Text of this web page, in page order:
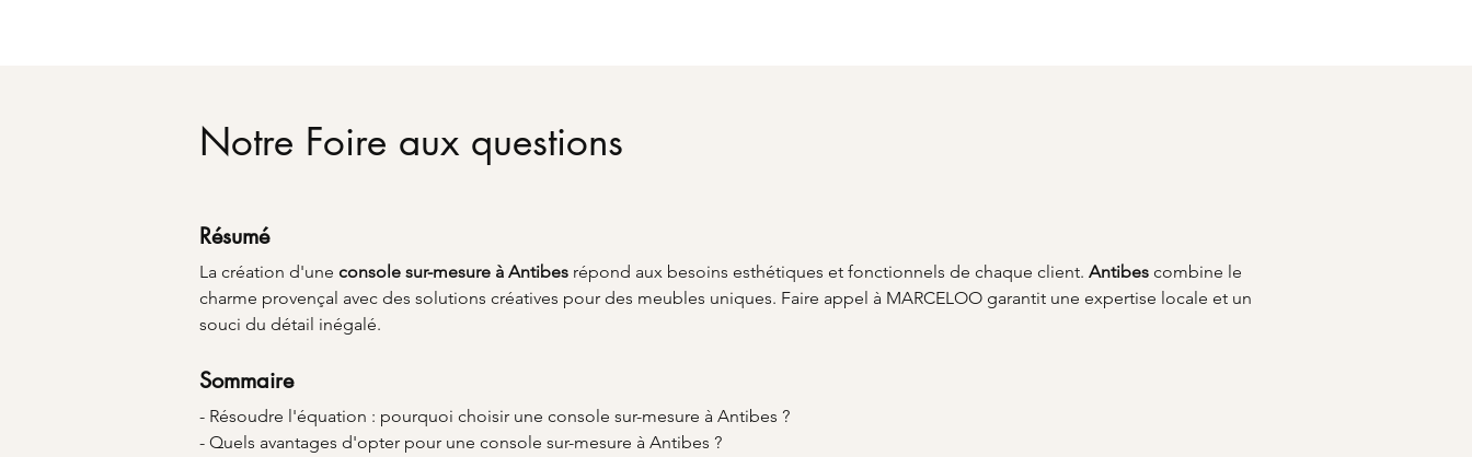
Notre Foire aux questions
Résumé
La création d'une console sur-mesure à Antibes répond aux besoins esthétiques et fonctionnels de chaque client. Antibes combine le
charme provençal avec des solutions créatives pour des meubles uniques. Faire appel à MARCELOO garantit une expertise locale et un
souci du détail inégalé.
Sommaire
- Résoudre l'équation : pourquoi choisir une console sur-mesure à Antibes ?
- Quels avantages d'opter pour une console sur-mesure à Antibes ?